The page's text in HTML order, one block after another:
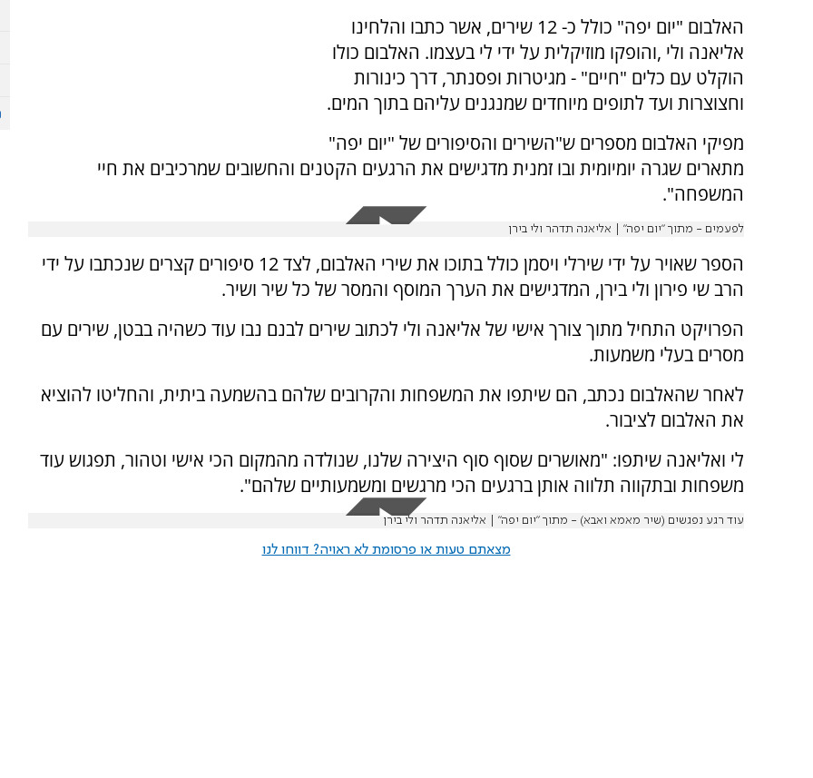
האלבום "יום יפה" כולל כ- 12 שירים, אשר כתבו והלחינו
אליאנה ולי ,והופקו מוזיקלית על ידי לי בעצמו. האלבום כולו
הוקלט עם כלים "חיים" - מגיטרות ופסנתר, דרך כינורות
וחצוצרות ועד לתופים מיוחדים שמנגנים עליהם בתוך המים.
מפיקי האלבום מספרים ש"השירים והסיפורים של "יום יפה"
מתארים שגרה יומיומית ובו זמנית מדגישים את הרגעים הקטנים והחשובים שמרכיבים את חיי
המשפחה".
לפעמים - מתוך ״יום יפה״ | אליאנה תדהר ולי בירן
הספר שאויר על ידי שירלי ויסמן כולל בתוכו את שירי האלבום, לצד 12 סיפורים קצרים שנכתבו על ידי
הרב שי פירון ולי בירן, המדגישים את הערך המוסף והמסר של כל שיר ושיר.
הפרויקט התחיל מתוך צורך אישי של אליאנה ולי לכתוב שירים לבנם נבו עוד כשהיה בבטן, שירים עם
מסרים בעלי משמעות.
לאחר שהאלבום נכתב, הם שיתפו את המשפחות והקרובים שלהם בהשמעה ביתית, והחליטו להוציא
את האלבום לציבור.
לי ואליאנה שיתפו: "מאושרים שסוף סוף היצירה שלנו, שנולדה מהמקום הכי אישי וטהור, תפגוש עוד
משפחות ובתקווה תלווה אותן ברגעים הכי מרגשים ומשמעותיים שלהם".
עוד רגע נפגשים (שיר מאמא ואבא) - מתוך ״יום יפה״ | אליאנה תדהר ולי בירן
מצאתם טעות או פרסומת לא ראויה? דווחו לנו